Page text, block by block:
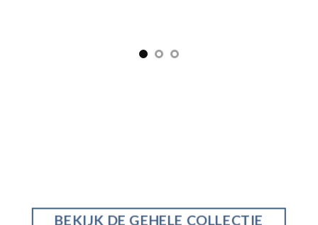
BEKIJK DE GEHELE COLLECTIE